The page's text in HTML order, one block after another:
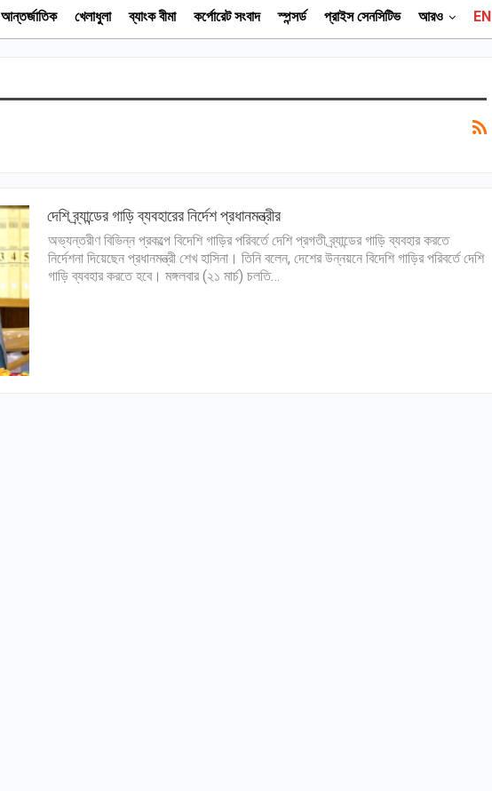
আন্তর্জাতিক খেলাধুলা ব্যাংক বীমা কর্পোরেট সংবাদ স্পন্সর্ড প্রাইস সেনসিটিভ আরও EN
দেশি ব্র্যান্ডের গাড়ি ব্যবহারের নির্দেশ প্রধানমন্ত্রীর
অভ্যন্তরীণ বিভিন্ন প্রকল্পে বিদেশি গাড়ির পরিবর্তে দেশি প্রগতী ব্র্যান্ডের গাড়ি ব্যবহার করতে
নির্দেশনা দিয়েছেন প্রধানমন্ত্রী শেখ হাসিনা। তিনি বলেন, দেশের উন্নয়নে বিদেশি গাড়ির পরিবর্তে দেশি
গাড়ি ব্যবহার করতে হবে। মঙ্গলবার (২১ মার্চ) চলতি…